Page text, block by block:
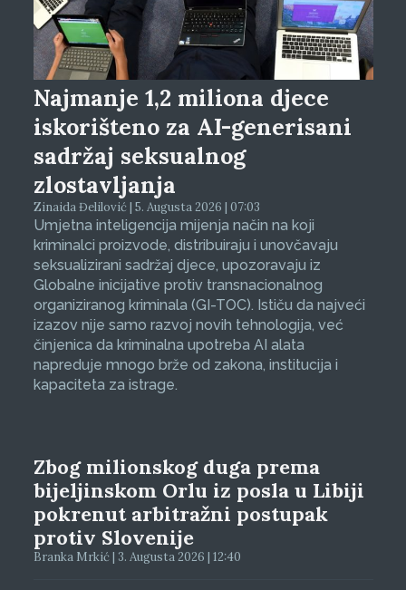
Najmanje 1,2 miliona djece
iskorišteno za AI-generisani
sadržaj seksualnog
zlostavljanja
Zinaida Đelilović | 5. Augusta 2026 | 07:03
Umjetna inteligencija mijenja način na koji
kriminalci proizvode, distribuiraju i unovčavaju
seksualizirani sadržaj djece, upozoravaju iz
Globalne inicijative protiv transnacionalnog
organiziranog kriminala (GI-TOC). Ističu da najveći
izazov nije samo razvoj novih tehnologija, već
činjenica da kriminalna upotreba AI alata
napreduje mnogo brže od zakona, institucija i
kapaciteta za istrage.
Zbog milionskog duga prema
bijeljinskom Orlu iz posla u Libiji
pokrenut arbitražni postupak
protiv Slovenije
Branka Mrkić | 3. Augusta 2026 | 12:40